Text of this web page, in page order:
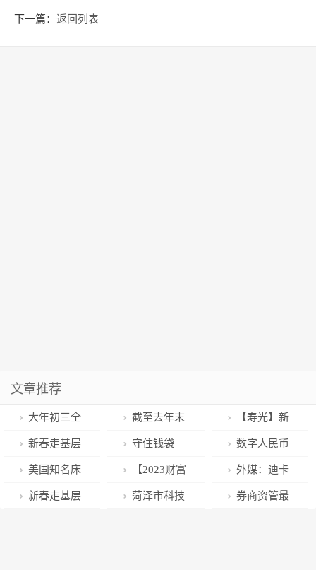
下一篇： 返回列表
文章推荐
大年初三全
国发送旅客
2904.2万人
次，同比增长
截至去年末
私募基金管理
规模达20.03万
亿元
【寿光】新
春走基层丨大
棚里忙出“幸福
年”
新春走基层
｜人勤春来
早，实干启新
守住钱袋
子！非法集资
春节高发，这
数字人民币
遇上冰雪体育
消费季！济南
美国知名床
垫制造商舒达-
【2023财富
配置手册】十
外媒：迪卡
侬决定转让在
新春走基层 菏泽市科技 券商资管最